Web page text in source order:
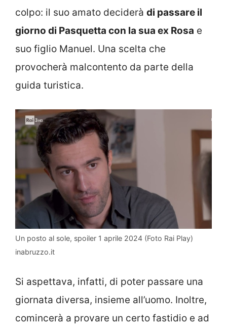
colpo: il suo amato deciderà di passare il
giorno di Pasquetta con la sua ex Rosa e
suo figlio Manuel. Una scelta che
provocherà malcontento da parte della
guida turistica.
Un posto al sole, spoiler 1 aprile 2024 (Foto Rai Play)
inabruzzo.it
Si aspettava, infatti, di poter passare una
giornata diversa, insieme all’uomo. Inoltre,
comincerà a provare un certo fastidio e ad